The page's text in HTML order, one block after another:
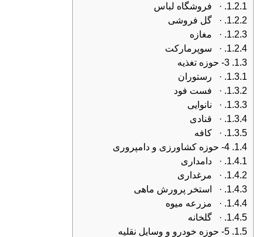
1.2.1. · فروشگاه لباس
1.2.2. · گل فروشی
1.2.3. · مغازه
1.2.4. · سوپرمارکت
1.3. 3- حوزه تغذیه
1.3.1. · رستوران
1.3.2. · فست فود
1.3.3. · نانوایی
1.3.4. · قنادی
1.3.5. · کافه
1.4. 4- حوزه کشاورزی و دامپروری
1.4.1. · دامداری
1.4.2. · مرغداری
1.4.3. · استخر پرورش ماهی
1.4.4. · مزرعه میوه
1.4.5. · گلخانه
1.5. 5- حوزه خودرو و وسایل نقلیه